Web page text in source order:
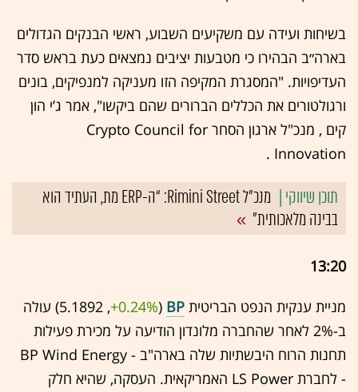
בשיחות ועידה עם משקיעים השבוע, ראשי הבנקים הגדולים
בארה״ב הבהירו כי מטבעות יציבים נמצאים כעת בראש סדר
העדיפויות. "המסגרת המקיפה הזו מעניקה למנפיקים, בונים
ורגולטורים את הכללים הברורים שהם ביקשו", אמר ג’י הון
קים , מנכ"ל ארגון הסחר Crypto Council for
Innovation .
מנכ"ל Rimini Street: “ה-ERP מת, העתיד הוא
בבינה מלאכותית”
13:20
מניית ענקית הנפט הבריטית BP
(5.1892 ,‎
+0.24%
‏) עולה
ב-2% לאחר שהחברה מלונדון הודיעה על מכירת פעילות
תחנות הרוח היבשתיות שלה בארה"ב - BP Wind Energy
- לחברת LS Power האמריקאית. העסקה, שהיא חלק